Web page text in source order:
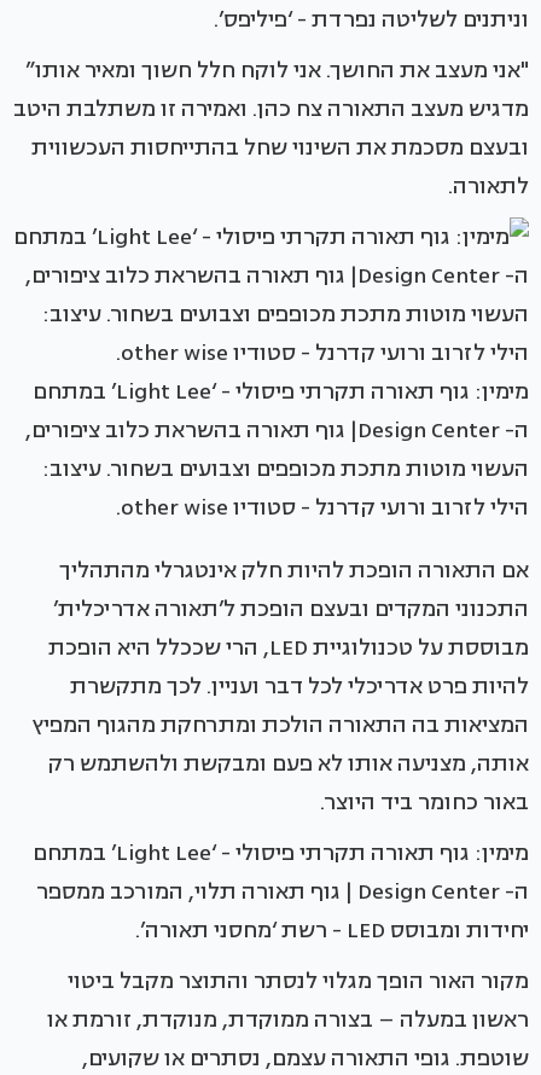
וניתנים לשליטה נפרדת - ‘פיליפס’.
"אני מעצב את החושך. אני לוקח חלל חשוך ומאיר אותו”
מדגיש מעצב התאורה צח כהן. ואמירה זו משתלבת היטב
ובעצם מסכמת את השינוי שחל בהתייחסות העכשווית
לתאורה.
מימין: גוף תאורה תקרתי פיסולי - ‘Light Lee’ במתחם
ה- Design Center| גוף תאורה בהשראת כלוב ציפורים,
העשוי מוטות מתכת מכופפים וצבועים בשחור. עיצוב:
הילי לזרוב ורועי קדרנל - סטודיו other wise.
אם התאורה הופכת להיות חלק אינטגרלי מהתהליך
התכנוני המקדים ובעצם הופכת ל’תאורה אדריכלית’
מבוססת על טכנולוגיית LED, הרי שככלל היא הופכת
להיות פרט אדריכלי לכל דבר ועניין. לכך מתקשרת
המציאות בה התאורה הולכת ומתרחקת מהגוף המפיץ
אותה, מצניעה אותו לא פעם ומבקשת ולהשתמש רק
באור כחומר ביד היוצר.
מימין: גוף תאורה תקרתי פיסולי - ‘Light Lee’ במתחם
ה- Design Center | גוף תאורה תלוי, המורכב ממספר
יחידות ומבוסס LED - רשת ‘מחסני תאורה’.
מקור האור הופך מגלוי לנסתר והתוצר מקבל ביטוי
ראשון במעלה – בצורה ממוקדת, מנוקדת, זורמת או
שוטפת. גופי התאורה עצמם, נסתרים או שקועים,